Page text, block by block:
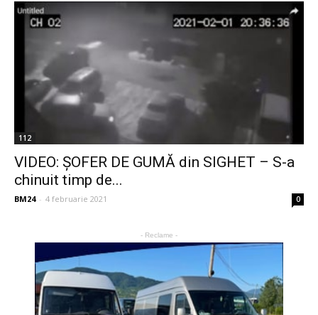
112
VIDEO: ȘOFER DE GUMĂ din SIGHET – S-a
chinuit timp de...
BM24 - 4 februarie 2021 0
- Reclame -